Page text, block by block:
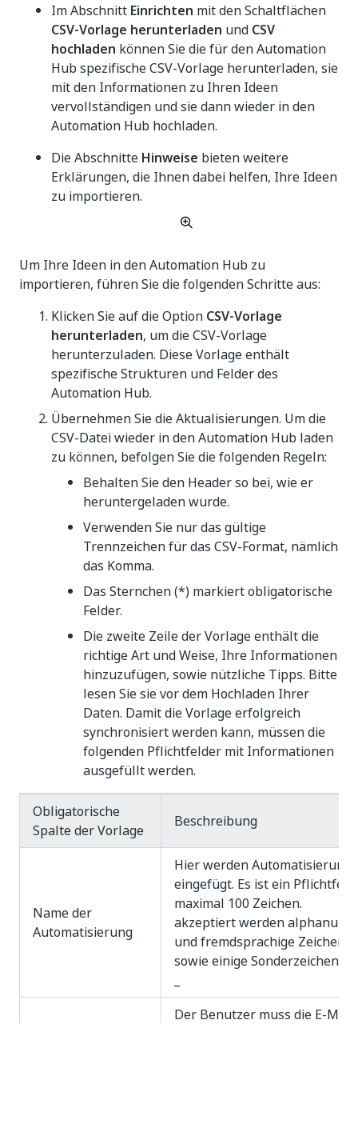
Im Abschnitt Einrichten mit den Schaltflächen
CSV-Vorlage herunterladen und CSV
hochladen können Sie die für den Automation
Hub spezifische CSV-Vorlage herunterladen, sie
mit den Informationen zu Ihren Ideen
vervollständigen und sie dann wieder in den
Automation Hub hochladen.
Die Abschnitte Hinweise bieten weitere
Erklärungen, die Ihnen dabei helfen, Ihre Ideen
zu importieren.
Um Ihre Ideen in den Automation Hub zu
importieren, führen Sie die folgenden Schritte aus:
Klicken Sie auf die Option
herunterladen, um die CSV-Vorlage
herunterzuladen. Diese Vorlage enthält
spezifische Strukturen und Felder des
Automation Hub.
Übernehmen Sie die Aktualisierungen. Um die
CSV-Datei wieder in den Automation Hub laden
zu können, befolgen Sie die folgenden Regeln:
Behalten Sie den Header so bei, wie er
heruntergeladen wurde.
Verwenden Sie nur das gültige
Trennzeichen für das CSV-Format, nämlich
das Komma.
Das Sternchen (*) markiert obligatorische
Felder.
Die zweite Zeile der Vorlage enthält die
richtige Art und Weise, Ihre Informationen
hinzuzufügen, sowie nützliche Tipps. Bitte
lesen Sie sie vor dem Hochladen Ihrer
Daten. Damit die Vorlage erfolgreich
synchronisiert werden kann, müssen die
folgenden Pflichtfelder mit Informationen
ausgefüllt werden.
Spalte der Vorlage
Beschreibung
Name der
Hier werden
eingefügt. Es ist ein
maximal 100 Zeichen.
akzeptiert werden
und fremdsprachige Zeichen